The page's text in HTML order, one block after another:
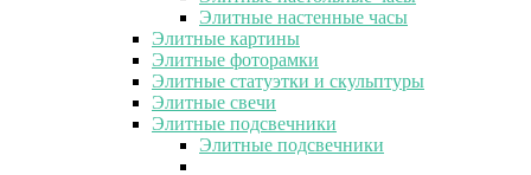
Элитные настенные часы
Элитные картины
Элитные фоторамки
Элитные статуэтки и скульптуры
Элитные свечи
Элитные подсвечники
Элитные подсвечники